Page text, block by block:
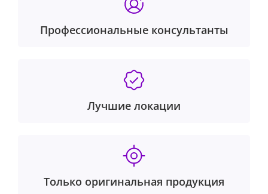
Профессиональные консультанты
Лучшие локации
Только оригинальная продукция